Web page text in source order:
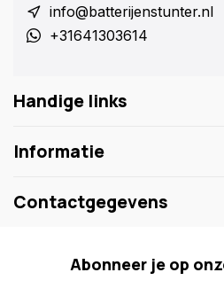
info@batterijenstunter.nl
+31641303614
Handige links
Informatie
Contactgegevens
Abonneer je op